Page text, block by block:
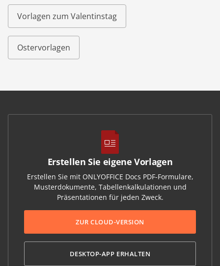
Vorlagen zum Valentinstag
Ostervorlagen
Erstellen Sie eigene Vorlagen
Erstellen Sie mit ONLYOFFICE Docs PDF-Formulare,
Musterdokumente, Tabellenkalkulationen und
Präsentationen für jeden Zweck.
ZUR CLOUD-VERSION
DESKTOP-APP ERHALTEN